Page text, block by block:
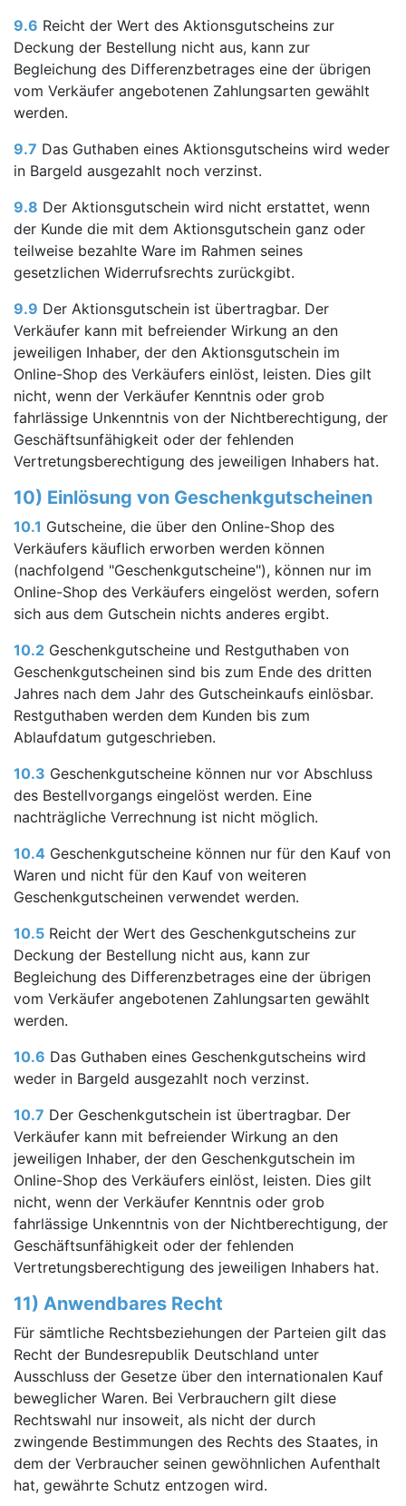
9.6 Reicht der Wert des Aktionsgutscheins zur
Deckung der Bestellung nicht aus, kann zur
Begleichung des Differenzbetrages eine der übrigen
vom Verkäufer angebotenen Zahlungsarten gewählt
werden.
9.7 Das Guthaben eines Aktionsgutscheins wird weder
in Bargeld ausgezahlt noch verzinst.
9.8 Der Aktionsgutschein wird nicht erstattet, wenn
der Kunde die mit dem Aktionsgutschein ganz oder
teilweise bezahlte Ware im Rahmen seines
gesetzlichen Widerrufsrechts zurückgibt.
9.9 Der Aktionsgutschein ist übertragbar. Der
Verkäufer kann mit befreiender Wirkung an den
jeweiligen Inhaber, der den Aktionsgutschein im
Online-Shop des Verkäufers einlöst, leisten. Dies gilt
nicht, wenn der Verkäufer Kenntnis oder grob
fahrlässige Unkenntnis von der Nichtberechtigung, der
Geschäftsunfähigkeit oder der fehlenden
Vertretungsberechtigung des jeweiligen Inhabers hat.
10) Einlösung von Geschenkgutscheinen
10.1 Gutscheine, die über den Online-Shop des
Verkäufers käuflich erworben werden können
(nachfolgend "Geschenkgutscheine"), können nur im
Online-Shop des Verkäufers eingelöst werden, sofern
sich aus dem Gutschein nichts anderes ergibt.
10.2 Geschenkgutscheine und Restguthaben von
Geschenkgutscheinen sind bis zum Ende des dritten
Jahres nach dem Jahr des Gutscheinkaufs einlösbar.
Restguthaben werden dem Kunden bis zum
Ablaufdatum gutgeschrieben.
10.3 Geschenkgutscheine können nur vor Abschluss
des Bestellvorgangs eingelöst werden. Eine
nachträgliche Verrechnung ist nicht möglich.
10.4 Geschenkgutscheine können nur für den Kauf von
Waren und nicht für den Kauf von weiteren
Geschenkgutscheinen verwendet werden.
10.5 Reicht der Wert des Geschenkgutscheins zur
Deckung der Bestellung nicht aus, kann zur
Begleichung des Differenzbetrages eine der übrigen
vom Verkäufer angebotenen Zahlungsarten gewählt
werden.
10.6 Das Guthaben eines Geschenkgutscheins wird
weder in Bargeld ausgezahlt noch verzinst.
10.7 Der Geschenkgutschein ist übertragbar. Der
Verkäufer kann mit befreiender Wirkung an den
jeweiligen Inhaber, der den Geschenkgutschein im
Online-Shop des Verkäufers einlöst, leisten. Dies gilt
nicht, wenn der Verkäufer Kenntnis oder grob
fahrlässige Unkenntnis von der Nichtberechtigung, der
Geschäftsunfähigkeit oder der fehlenden
Vertretungsberechtigung des jeweiligen Inhabers hat.
11) Anwendbares Recht
Für sämtliche Rechtsbeziehungen der Parteien gilt das
Recht der Bundesrepublik Deutschland unter
Ausschluss der Gesetze über den internationalen Kauf
beweglicher Waren. Bei Verbrauchern gilt diese
Rechtswahl nur insoweit, als nicht der durch
zwingende Bestimmungen des Rechts des Staates, in
dem der Verbraucher seinen gewöhnlichen Aufenthalt
hat, gewährte Schutz entzogen wird.